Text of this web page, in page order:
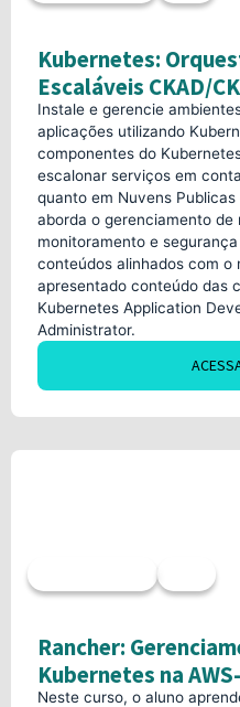
Kubernetes:
Escaláveis CKAD/
Instale e gerencie
aplicações utilizando
componentes do
escalonar serviços em
quanto em Nuvens
aborda o gerenciamento
monitoramento e
conteúdos alinhados com o
apresentado conteúdo das
Kubernetes Application
Administrator.
Rancher:
Kubernetes na
Neste curso, o aluno